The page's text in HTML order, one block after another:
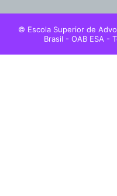
© Escola Superior de
Brasil - OAB ESA -